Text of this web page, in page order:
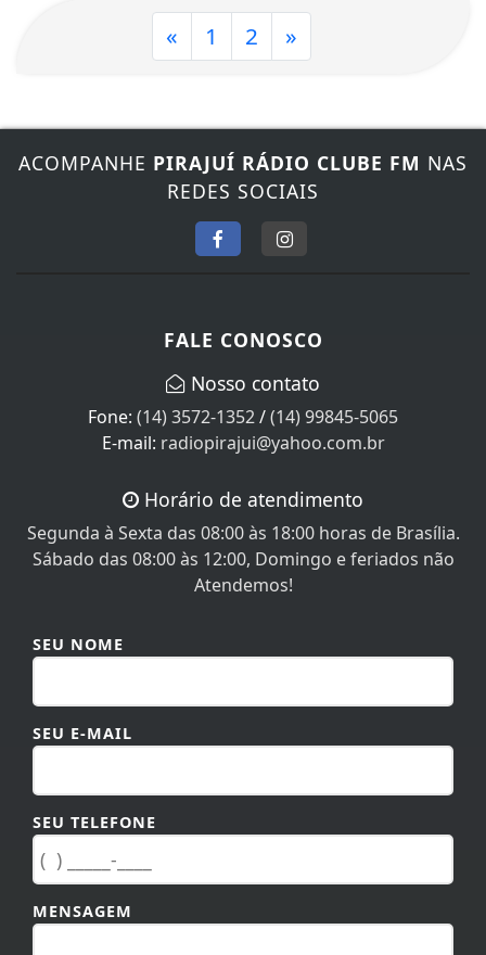
« 1 2 »
ACOMPANHE PIRAJUÍ RÁDIO CLUBE FM NAS
REDES SOCIAIS
FALE CONOSCO
Nosso contato
Fone: (14) 3572-1352/(14) 99845-5065
E-mail: radiopirajui@yahoo.com.br
Horário de atendimento
Segunda à Sexta das 08:00 às 18:00 horas de Brasília.
Sábado das 08:00 às 12:00, Domingo e feriados não
Atendemos!
SEU NOME
SEU E-MAIL
SEU TELEFONE
MENSAGEM